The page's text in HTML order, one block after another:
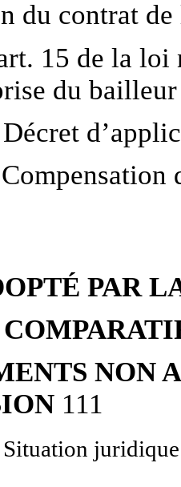
du contrat
15 de la loi
du
Décret
Compensation
PAR
NON
111
Situation juridique